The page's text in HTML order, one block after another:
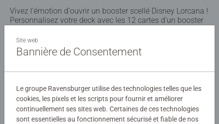
Vivez l'émotion d'ouvrir un booster scellé Disney Lorcana !
Personnalisez votre deck avec les 12 cartes d'un booster
Détails
Numéro d'article:
11098839
EAN:
4050368988393
Avertissements et informations du fabricant
Site web
Bannière de Consentement
Le groupe Ravensburger utilise des technologies telles que les
cookies, les pixels et les scripts pour fournir et améliorer
continuellement ses sites web. Certaines de ces technologies
sont essentielles au fonctionnement sécurisé et fiable de nos